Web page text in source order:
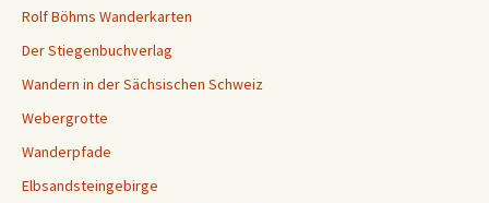
Rolf Böhms Wanderkarten
Der Stiegenbuchverlag
Wandern in der Sächsischen Schweiz
Webergrotte
Wanderpfade
Elbsandsteingebirge